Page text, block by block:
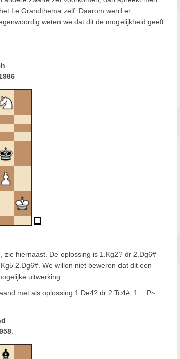
Le Grandthema zelf. Daarom werd er
weten we dat dit de mogelijkheid geeft
hiernaast. De oplossing is 1.Kg2? dr 2.Dg6#
2.Dg6#. We willen niet beweren dat dit een
uitwerking.
met als oplossing 1.De4? dr 2.Tc4#, 1… P~
.